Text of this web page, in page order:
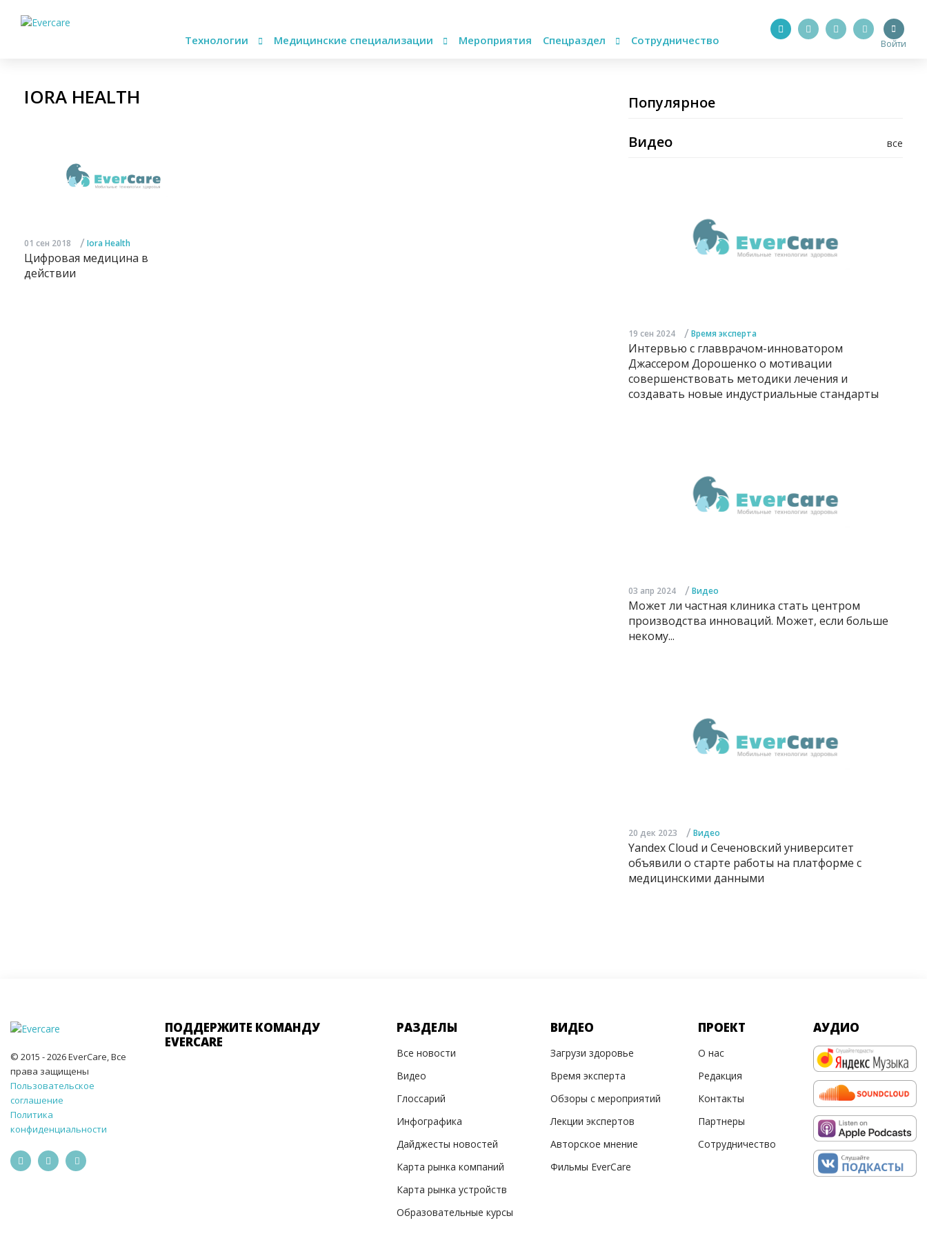
Технологии Медицинские специализации Мероприятия Спецраздел Сотрудничество Войти
IORA HEALTH
01 сен 2018 / Iora Health
Цифровая медицина в
действии
Популярное
все
Видео
19 сен 2024 / Время эксперта
Интервью с главврачом-инноватором
Джассером Дорошенко о мотивации
совершенствовать методики лечения и
создавать новые индустриальные стандарты
03 апр 2024 / Видео
Может ли частная клиника стать центром
производства инноваций. Может, если больше
некому...
20 дек 2023 / Видео
Yandex Cloud и Сеченовский университет
объявили о старте работы на платформе с
медицинскими данными
© 2015 - 2026 EverCare, Все
права защищены
Пользовательское
соглашение
Политика
конфиденциальности
ПОДДЕРЖИТЕ КОМАНДУ
EVERCARE
РАЗДЕЛЫ
Все новости
Видео
Глоссарий
Инфографика
Дайджесты новостей
Карта рынка компаний
Карта рынка устройств
Образовательные курсы
ВИДЕО
Загрузи здоровье
Время эксперта
Обзоры с мероприятий
Лекции экспертов
Авторское мнение
Фильмы EverCare
ПРОЕКТ
О нас
Редакция
Контакты
Партнеры
Сотрудничество
АУДИО